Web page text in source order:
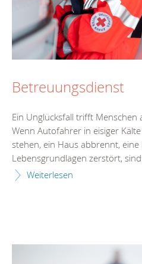
Betreuungsdienst
Ein Unglücksfall trifft Menschen
Wenn Autofahrer in eisiger
stehen, ein Haus abbrennt, eine
Lebensgrundlagen zerstört,
Weiterlesen